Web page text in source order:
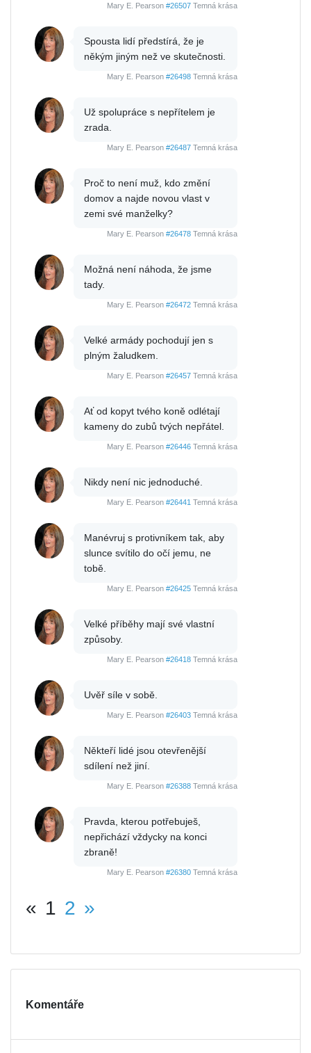
Mary E. Pearson #26507 Temná krása
Spousta lidí předstírá, že je
někým jiným než ve skutečnosti.
Mary E. Pearson #26498 Temná krása
Už spolupráce s nepřítelem je
zrada.
Mary E. Pearson #26487 Temná krása
Proč to není muž, kdo změní
domov a najde novou vlast v
zemi své manželky?
Mary E. Pearson #26478 Temná krása
Možná není náhoda, že jsme
tady.
Mary E. Pearson #26472 Temná krása
Velké armády pochodují jen s
plným žaludkem.
Mary E. Pearson #26457 Temná krása
Ať od kopyt tvého koně odlétají
kameny do zubů tvých nepřátel.
Mary E. Pearson #26446 Temná krása
Nikdy není nic jednoduché.
Mary E. Pearson #26441 Temná krása
Manévruj s protivníkem tak, aby
slunce svítilo do očí jemu, ne
tobě.
Mary E. Pearson #26425 Temná krása
Velké příběhy mají své vlastní
způsoby.
Mary E. Pearson #26418 Temná krása
Uvěř síle v sobě.
Mary E. Pearson #26403 Temná krása
Někteří lidé jsou otevřenější
sdílení než jiní.
Mary E. Pearson #26388 Temná krása
Pravda, kterou potřebuješ,
nepřichází vždycky na konci
zbraně!
Mary E. Pearson #26380 Temná krása
« 1 2 »
Komentáře